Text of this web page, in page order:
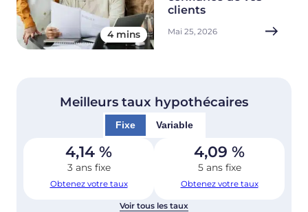
4 mins
clients
Mai 25, 2026
Meilleurs taux hypothécaires
Fixe Variable
4,14 %
3 ans fixe
Obtenez votre taux
4,09 %
5 ans fixe
Obtenez votre taux
Voir tous les taux